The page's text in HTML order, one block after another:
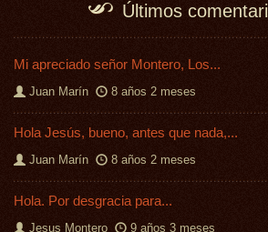
Últimos
Mi apreciado señor Montero, Los...
Juan Marín 8 años 2 meses
Hola Jesús, bueno, antes que nada,...
Juan Marín 8 años 2 meses
Hola. Por desgracia para...
Jesus Montero 9 años 3 meses